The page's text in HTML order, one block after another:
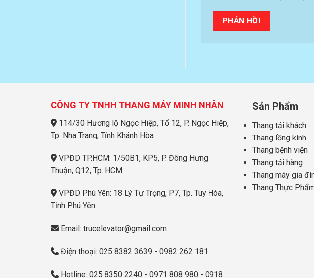
CÔNG TY TNHH THANG MÁY MINH NHÂN
114/30 Hương lộ Ngọc Hiệp, Tổ 12, P. Ngọc Hiệp,
Tp. Nha Trang, Tỉnh Khánh Hòa
VPĐD TP.HCM: 1/50B1, KP5, P. Đông Hưng
Thuận, Q12, Tp. HCM
VPĐD Phú Yên: 18 Lý Tự Trọng, P7, Tp. Tuy Hòa,
Tỉnh Phú Yên
Email: trucelevator@gmail.com
Điện thoại: 025 8382 3639 - 0982 262 181
Hotline: 025 8350 2240 - 0971 808 980 - 0918
Sản Phẩm
Thang tải khách
Thang lồng kính
Thang bệnh viện
Thang tải hàng
Thang máy gia
Thang Thực